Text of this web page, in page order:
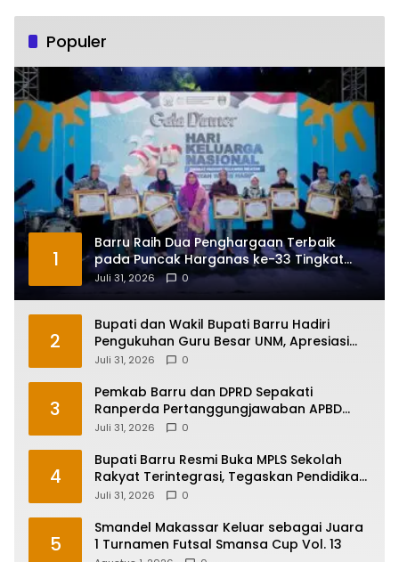
Populer
1
Barru Raih Dua Penghargaan Terbaik
pada Puncak Harganas ke-33 Tingkat
Sulawesi Selatan
Juli 31, 2026 0
2
Bupati dan Wakil Bupati Barru Hadiri
Pengukuhan Guru Besar UNM, Apresiasi
Capaian Prof. Kamaruddin Hasan
Juli 31, 2026 0
3
Pemkab Barru dan DPRD Sepakati
Ranperda Pertanggungjawaban APBD
2025, Perkuat Komitmen Tata Kelola dan
Juli 31, 2026 0
4
Bupati Barru Resmi Buka MPLS Sekolah
Rakyat Terintegrasi, Tegaskan Pendidikan
Kunci Masa Depan Generasi
Juli 31, 2026 0
5
Smandel Makassar Keluar sebagai Juara
1 Turnamen Futsal Smansa Cup Vol. 13